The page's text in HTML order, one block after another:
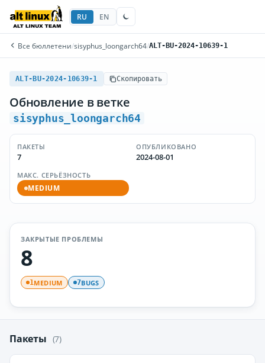
RU EN
Все бюллетени/sisyphus_loongarch64/ALT-BU-2024-10639-1
ALT-BU-2024-10639-1 Скопировать
Обновление в ветке
sisyphus_loongarch64
ПАКЕТЫ
7
ОПУБЛИКОВАНО
2024-08-01
МАКС. СЕРЬЁЗНОСТЬ
MEDIUM
ЗАКРЫТЫЕ ПРОБЛЕМЫ
8
1MEDIUM 7BUGS
Пакеты (7)